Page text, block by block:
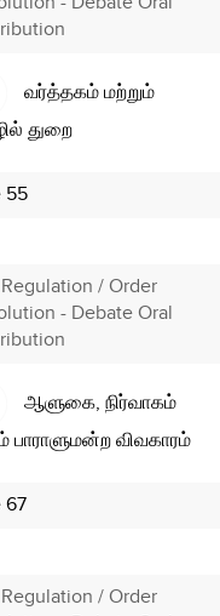
வர்த்தகம் மற்றும்
துறை
55
/ Order
- Debate Oral
ஆளுகை, நிர்வாகம்
பாராளுமன்ற விவகாரம்
67
/ Order